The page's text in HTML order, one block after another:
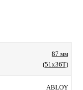
87 мм
(51x36T)
ABLOY